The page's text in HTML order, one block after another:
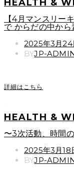
HEALTH &
【4月マンスリー
で からだの中から
POSTED
ON
2025年3月24
BYJP-
詳細はこちら
HEALTH &
〜3次活動、時間
POSTED
ON
2025年3月18
BYJP-